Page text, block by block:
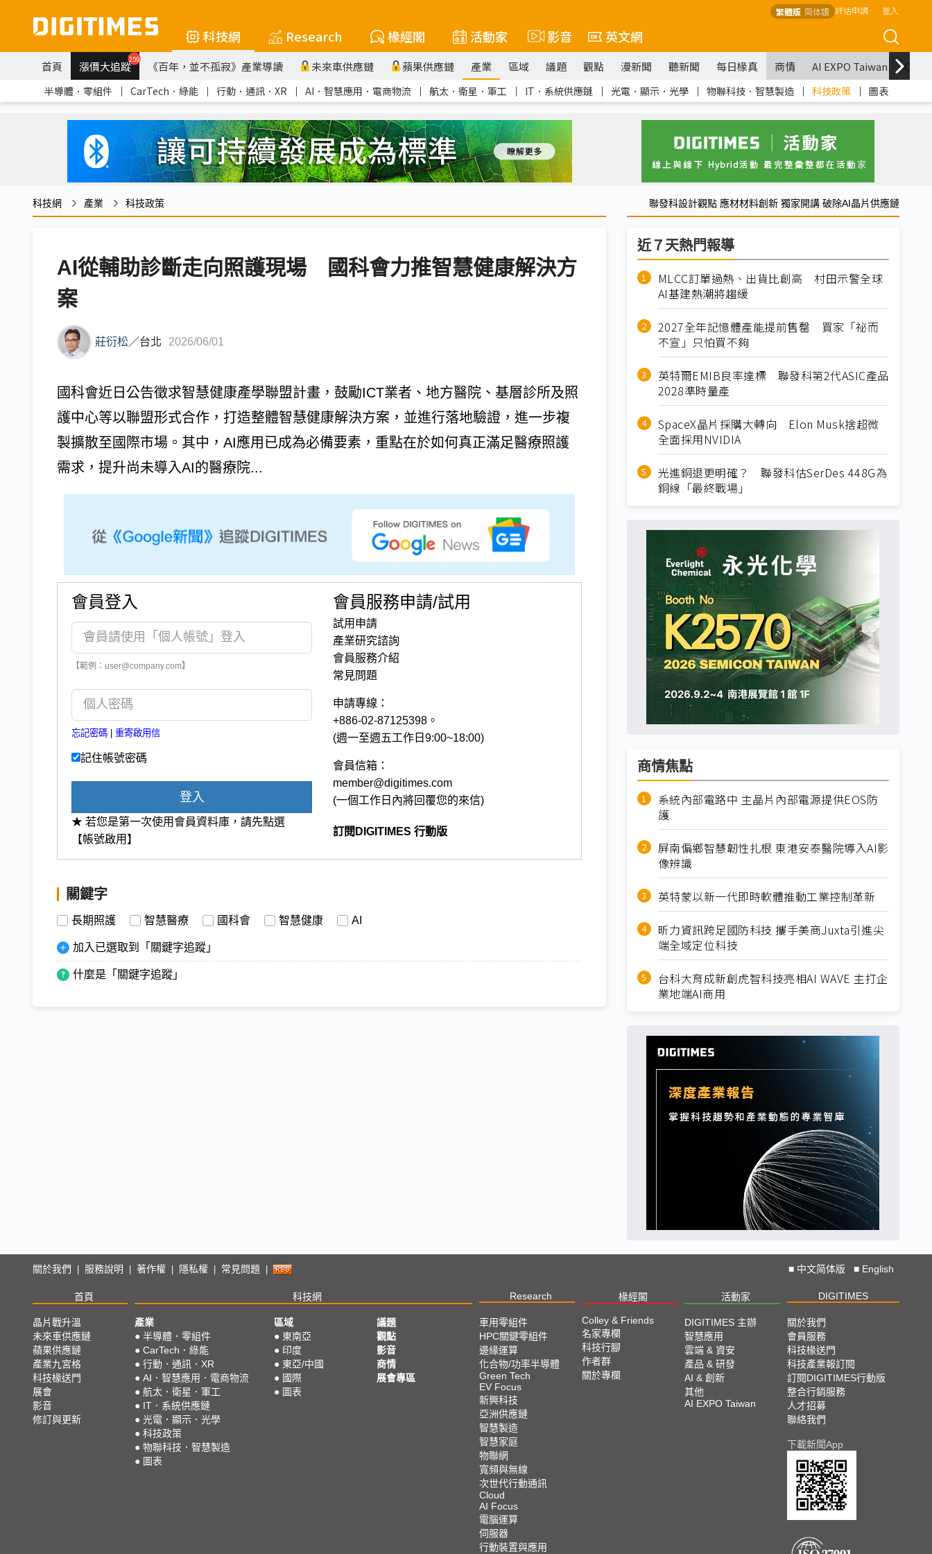
繁體版 简体版 評估申請 登入
科技網 Research 椽經閣 活動家 影音 英文網
首頁 漲價大追蹤259 《百年，並不孤寂》產業導讀 未來車供應鏈 蘋果供應鏈 產業 區域 議題 觀點 漫新聞 聽新聞 每日椽真 商情 AI EXPO Taiwan
半導體．零組件 ｜ CarTech．綠能 ｜ 行動．通訊．XR ｜ AI．智慧應用．電商物流 ｜ 航太．衛星．軍工 ｜ IT．系統供應鏈 ｜ 光電．顯示．光學 ｜ 物聯科技．智慧製造 ｜ 科技政策 ｜ 圖表
科技網 產業 科技政策 聯發科設計觀點 應材材料創新 獨家開講 破除AI晶片供應鏈
AI從輔助診斷走向照護現場 國科會力推智慧健康解決方
案
莊衍松 ／台北 2026/06/01
國科會近日公告徵求智慧健康產學聯盟計畫，鼓勵ICT業者、地方醫院、基層診所及照
護中心等以聯盟形式合作，打造整體智慧健康解決方案，並進行落地驗證，進一步複
製擴散至國際市場。其中，AI應用已成為必備要素，重點在於如何真正滿足醫療照護
需求，提升尚未導入AI的醫療院...
會員登入
【範例：user@company.com】
忘記密碼 重寄啟用信
記住帳號密碼
登入
★ 若您是第一次使用會員資料庫，請先點選
【帳號啟用】
會員服務申請/試用
試用申請
產業研究諮詢
會員服務介紹
常見問題
申請專線：
+886-02-87125398。
(週一至週五工作日9:00~18:00)
會員信箱：
member@digitimes.com
(一個工作日內將回覆您的來信)
訂閱DIGITIMES 行動版
關鍵字
長期照護 智慧醫療 國科會 智慧健康 AI
加入已選取到「關鍵字追蹤」
什麼是「關鍵字追蹤」
近７天熱門報導
MLCC訂單過熱、出貨比創高 村田示警全球
AI基建熱潮將趨緩
2027全年記憶體產能提前售罄 買家「祕而
不宣」只怕買不夠
英特爾EMIB良率達標 聯發科第2代ASIC產品
2028準時量產
SpaceX晶片採購大轉向 Elon Musk捨超微
全面採用NVIDIA
光進銅退更明確？ 聯發科估SerDes 448G為
銅線「最終戰場」
商情焦點
系統內部電路中 主晶片內部電源提供EOS防
護
屏南偏鄉智慧韌性扎根 東港安泰醫院導入AI影
像辨識
英特蒙以新一代即時軟體推動工業控制革新
昕力資訊跨足國防科技 攜手美商Juxta引進尖
端全域定位科技
台科大育成新創虎智科技亮相AI WAVE 主打企
業地端AI商用
關於我們 服務說明 著作權 隱私權 常見問題 ■ 中文简体版 ■ English
首頁 科技網 Research 椽經閣 活動家 DIGITIMES
晶片戰升溫
未來車供應鏈
蘋果供應鏈
產業九宮格
科技椽送門
展會
影音
修訂與更新
產業
● 半導體．零組件
● CarTech．綠能
● 行動．通訊．XR
● AI．智慧應用．電商物流
● 航太．衛星．軍工
● IT．系統供應鏈
● 光電．顯示．光學
● 科技政策
● 物聯科技．智慧製造
● 圖表
區域
● 東南亞
● 印度
● 東亞/中國
● 國際
● 圖表
議題
觀點
影音
商情
展會專區
車用零組件
HPC關鍵零組件
邊緣運算
化合物/功率半導體
Green Tech
EV Focus
新興科技
亞洲供應鏈
智慧製造
智慧家庭
物聯網
寬頻與無線
次世代行動通訊
Cloud
AI Focus
電腦運算
伺服器
行動裝置與應用
Colley & Friends
名家專欄
科技行腳
作者群
關於專欄
DIGITIMES 主辦
智慧應用
雲端 & 資安
產品 & 研發
AI & 創新
其他
AI EXPO Taiwan
關於我們
會員服務
科技椽送門
科技產業報訂閱
訂閱DIGITIMES行動版
整合行銷服務
人才招募
聯絡我們
下載新聞App